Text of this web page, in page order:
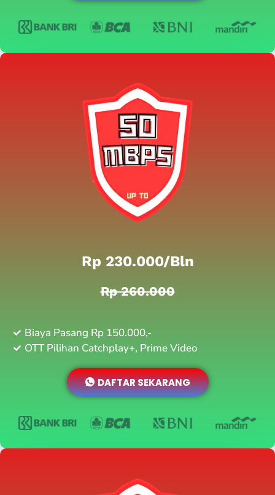
Rp 230.000/bln
Rp 260.000
Biaya Pasang Rp 150.000,-
OTT Pilihan Catchplay+, Prime Video
DAFTAR SEKARANG